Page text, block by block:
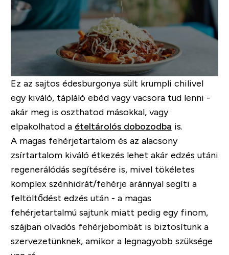
Ez az sajtos édesburgonya sült krumpli chilivel
egy kiváló, tápláló ebéd vagy vacsora tud lenni -
akár meg is oszthatod másokkal, vagy
elpakolhatod a ételtárolós dobozodba is.
A magas fehérjetartalom és az alacsony
zsírtartalom kiváló étkezés lehet akár edzés utáni
regenerálódás segítésére is, mivel tökéletes
komplex szénhidrát/fehérje aránnyal segíti a
feltöltődést edzés után - a magas
fehérjetartalmú sajtunk miatt pedig egy finom,
szájban olvadós fehérjebombát is biztosítunk a
szervezetünknek, amikor a legnagyobb szüksége